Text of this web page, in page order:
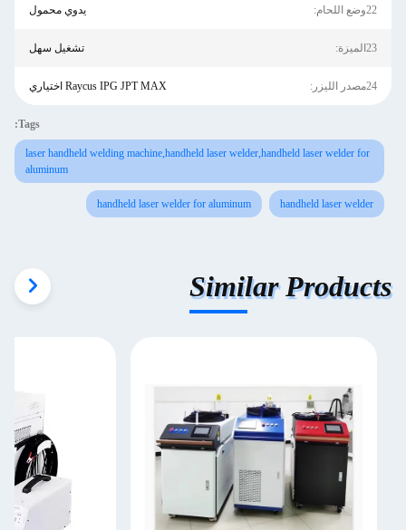
22وضع اللحام: يدوي محمول
23الميزة: تشغيل سهل
24مصدر الليزر: Raycus IPG JPT MAX اختياري
Tags:
laser handheld welding machine,handheld laser welder,handheld laser welder for
aluminum
handheld laser welder
handheld laser welder for aluminum
Similar Products